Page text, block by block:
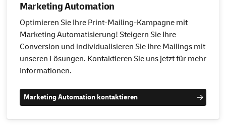
Marketing Automation
Optimieren Sie Ihre Print-Mailing-Kampagne mit
Marketing Automatisierung! Steigern Sie Ihre
Conversion und individualisieren Sie Ihre Mailings mit
unseren Lösungen. Kontaktieren Sie uns jetzt für mehr
Informationen.
Marketing Automation kontaktieren